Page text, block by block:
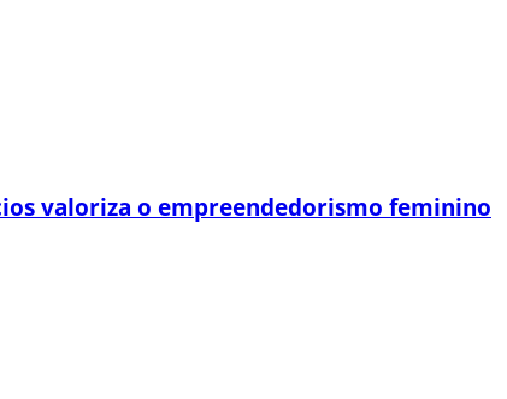
valoriza o empreendedorismo feminino